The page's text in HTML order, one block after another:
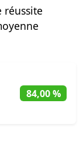
réussite
84,00 %